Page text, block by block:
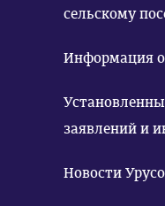
сельскому
Информация
заявлений и
Новости